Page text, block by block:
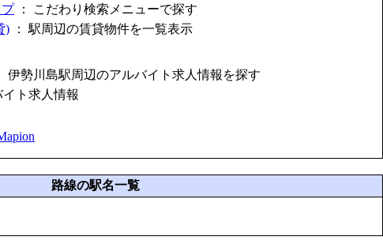
： こだわり検索メニューで探す
) ： 駅周辺の賃貸物件を一覧表示
伊勢川島駅周辺のアルバイト求人情報を探す
イト求人情報
路線の駅名一覧